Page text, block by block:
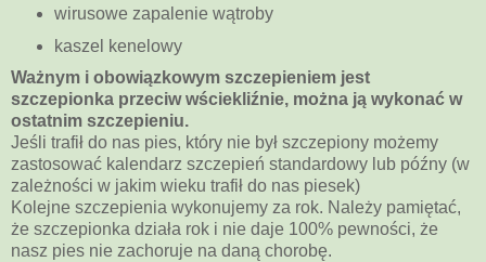
wirusowe zapalenie wątroby
kaszel kenelowy
Ważnym i obowiązkowym szczepieniem jest
szczepionka przeciw wściekliźnie, można ją wykonać w
ostatnim szczepieniu.
Jeśli trafił do nas pies, który nie był szczepiony możemy
zastosować kalendarz szczepień standardowy lub późny (w
zależności w jakim wieku trafił do nas piesek)
Kolejne szczepienia wykonujemy za rok. Należy pamiętać,
że szczepionka działa rok i nie daje 100% pewności, że
nasz pies nie zachoruje na daną chorobę.